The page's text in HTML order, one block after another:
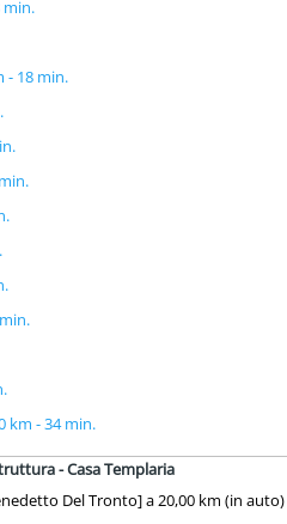
min.
- 18 min.
km - 34 min.
- Casa Templaria
Del Tronto] a 20,00 km (in auto)